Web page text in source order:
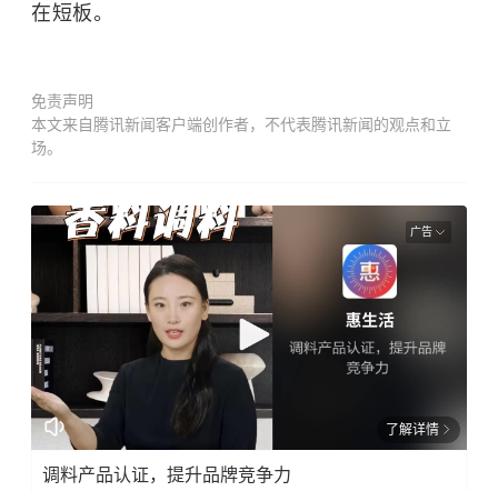
在短板。
免责声明
本文来自腾讯新闻客户端创作者，不代表腾讯新闻的观点和立
场。
广告
了解详情
调料产品认证，提升品牌竞争力